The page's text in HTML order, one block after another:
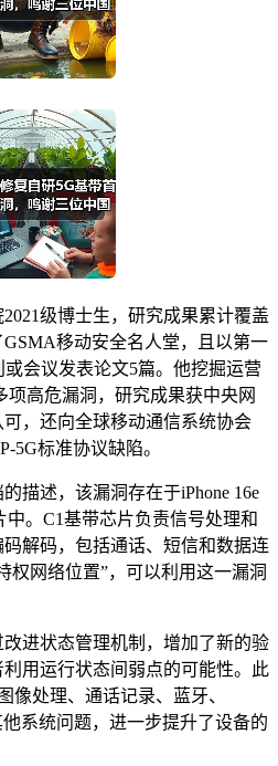
级博士生，研究成果累计覆盖
移动安全名人堂，且以第一
会议发表论文5篇。他挖掘运营
项高危漏洞，研究成果获中央网
，还向全球移动通信系统协会
5G标准协议缺陷。
描述，该漏洞存在于iPhone 16e
。C1基带芯片负责信号处理和
解码，包括通话、短信和数据连
权网络位置”，可以利用这一漏洞
进状态管理机制，增加了新的验
用运行状态间弱点的可能性。此
像处理、通话记录、蓝牙、
他系统问题，进一步提升了设备的